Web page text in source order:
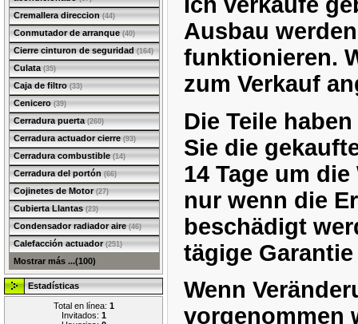
Cremallera direccion (44)
Conmutador de arranque (40)
Cierre cinturon de seguridad (164)
Culata (35)
Caja de filtro (33)
Cenicero (39)
Cerradura puerta (260)
Cerradura actuador cierre (93)
Cerradura combustible (14)
Cerradura del portón (66)
Cojinetes de Motor (27)
Cubierta Llantas (23)
Condensador radiador aire (46)
Calefacción actuador (251)
Mostrar más ...(100)
Estadísticas
Total en línea: 1
Invitados: 1
Ausbau
funktionieren.
zum Verkauf
Die Teile
Sie die
14 Tage um
nur wenn die
beschädigt
tägige Garantie
Wenn
vorgenommen